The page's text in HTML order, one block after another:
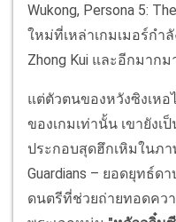
Wukong, Persona 5:
ใหม่ที่เหล่าเกมเมอร์กำ
Zhong Kui และอีกมากม
แต่ตัวตนของหวังซิงเหอ
ของเกมเท่านั้น เขายัง
ประกอบสุดฮึกเหิมในภ
Guardians – ยอดยุทธ์
ดนตรีที่ช่วยถ่ายทอดคว